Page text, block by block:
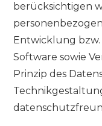
berücksichtigen
Entwicklung bzw.
Software sowie
Prinzip des